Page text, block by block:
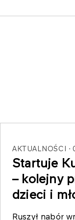
AKTUALNOŚCI
Startuje
– kolejny
dzieci i
Ruszył nabór